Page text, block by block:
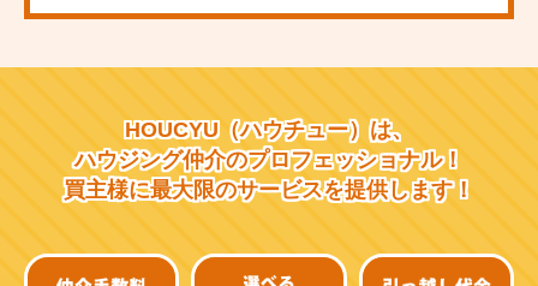
阪急千里線
JR片町線
HOUCYU（ハウチュー）は、
ハウジング仲介のプロフェッショナル！
買主様に最大限のサービスを提供します！